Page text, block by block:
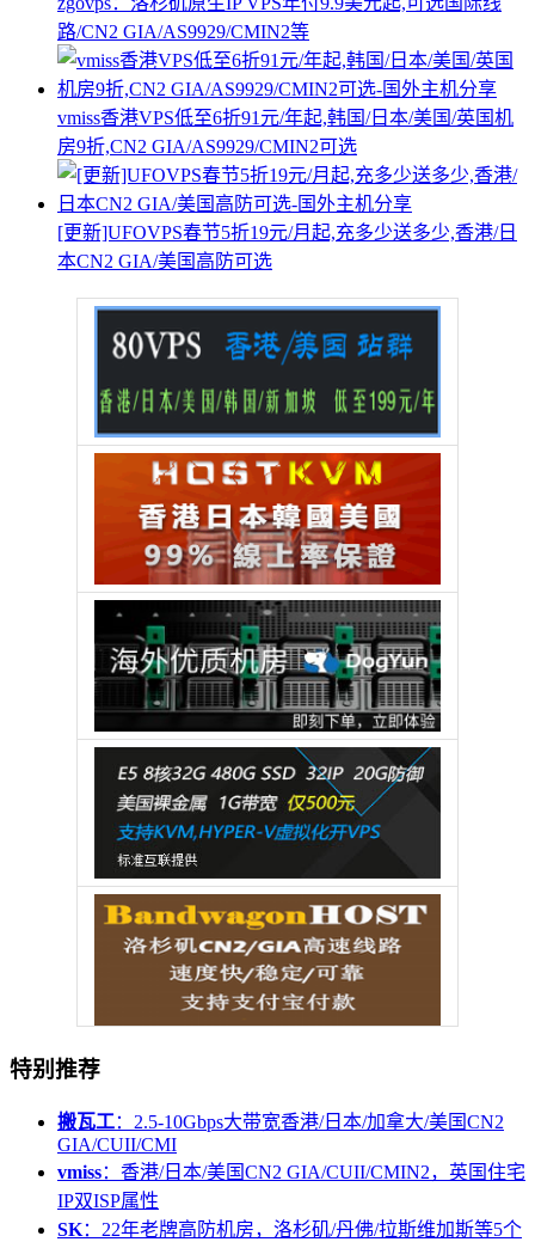
路/CN2 GIA/AS9929/CMIN2等
vmiss香港VPS低至6折91元/年起,韩国/日本/美国/英国机
房9折,CN2 GIA/AS9929/CMIN2可选
[更新]UFOVPS春节5折19元/月起,充多少送多少,香港/日
本CN2 GIA/美国高防可选
特别推荐
搬瓦工：2.5-10Gbps大带宽香港/日本/加拿大/美国CN2
GIA/CUII/CMI
vmiss：香港/日本/美国CN2 GIA/CUII/CMIN2，英国住宅
IP双ISP属性
SK：22年老牌高防机房，洛杉矶/丹佛/拉斯维加斯等5个